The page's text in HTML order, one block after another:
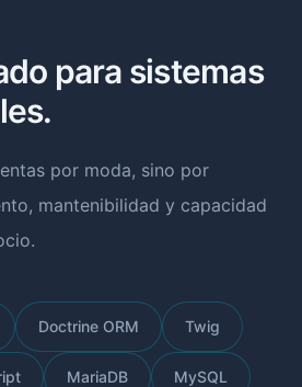
para sistemas
por moda, sino por
mantenibilidad y capacidad
Doctrine ORM Twig
MariaDB MySQL